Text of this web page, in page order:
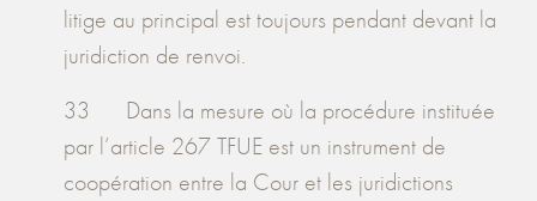
litige au principal est toujours pendant devant la
juridiction de renvoi.
33 Dans la mesure où la procédure instituée
par l’article 267 TFUE est un instrument de
coopération entre la Cour et les juridictions